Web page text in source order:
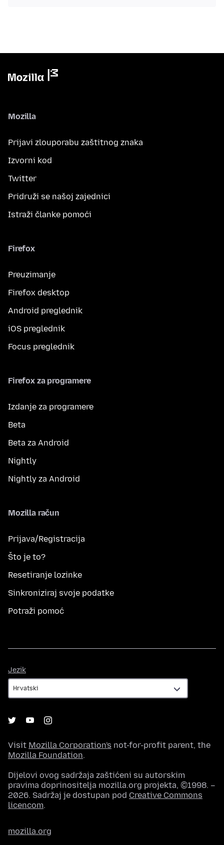
Mozilla
Prijavi zlouporabu zaštitnog znaka
Izvorni kod
Twitter
Pridruži se našoj zajednici
Istraži članke pomoći
Firefox
Preuzimanje
Firefox desktop
Android preglednik
iOS preglednik
Focus preglednik
Firefox za programere
Izdanje za programere
Beta
Beta za Android
Nightly
Nightly za Android
Mozilla račun
Prijava/Registracija
Što je to?
Resetiranje lozinke
Sinkroniziraj svoje podatke
Potraži pomoć
Jezik
Visit Mozilla Corporation's not-for-profit parent, the
Mozilla Foundation.
Dijelovi ovog sadržaja zaštićeni su autorskim
pravima doprinositelja mozilla.org projekta, ©1998. –
2026. Sadržaj je dostupan pod Creative Commons
licencom.
mozilla.org